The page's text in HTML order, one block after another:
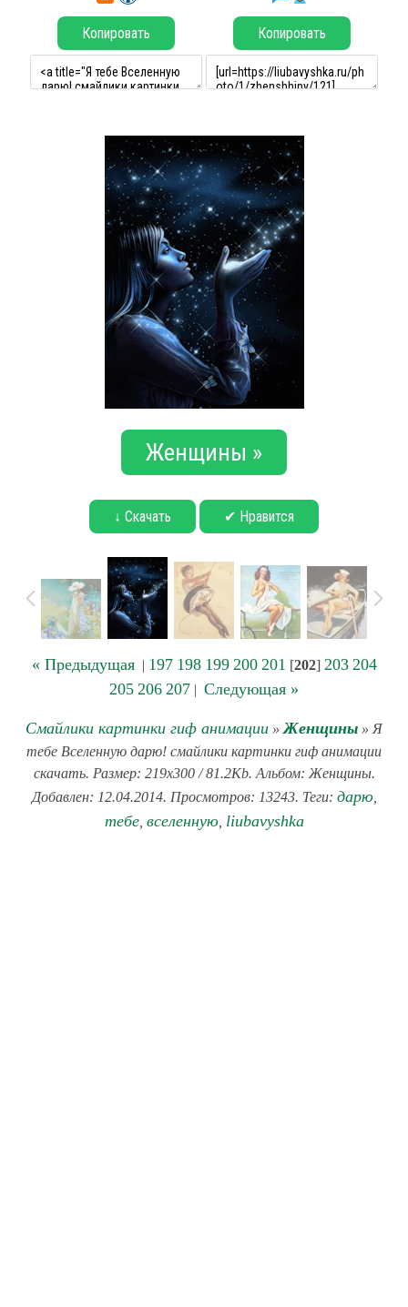
Копировать Копировать
Женщины »
↓ Скачать ✔ Нравится
« Предыдущая| 197 198 199 200 201 [202] 203 204
205 206 207 | Следующая »
Смайлики картинки гиф анимации » Женщины » Я
тебе Вселенную дарю! смайлики картинки гиф анимации
скачать. Размер: 219x300 / 81.2Kb. Альбом: Женщины.
Добавлен: 12.04.2014. Просмотров: 13243. Теги: дарю,
тебе, вселенную, liubavyshka